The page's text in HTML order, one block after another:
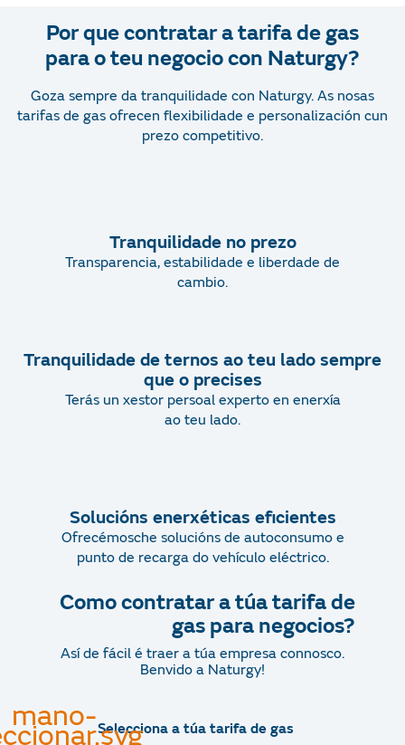
Por que contratar a tarifa de gas
para o teu negocio con Naturgy?
Goza sempre da tranquilidade con Naturgy. As nosas
tarifas de gas ofrecen flexibilidade e personalización cun
prezo competitivo.
Tranquilidade no prezo
Transparencia, estabilidade e liberdade de
cambio.
Tranquilidade de ternos ao teu lado sempre
que o precises
Terás un xestor persoal experto en enerxía
ao teu lado.
Solucións enerxéticas eficientes
Ofrecémosche solucións de autoconsumo e
punto de recarga do vehículo eléctrico.
Como contratar a túa tarifa de
gas para negocios?
Así de fácil é traer a túa empresa connosco.
Benvido a Naturgy!
Selecciona a túa tarifa de gas